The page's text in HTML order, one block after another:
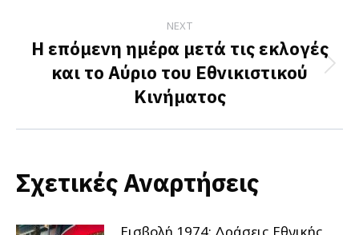
NEXT
Next
post:
Η επόμενη ημέρα μετά τις εκλογές
και το Αύριο του Εθνικιστικού
Κινήματος
Σχετικές Αναρτήσεις
Εισβολή 1974: Δράσεις Εθνικής